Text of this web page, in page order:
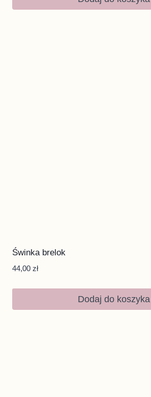
Świnka brelok
44,00 zł
Dodaj do koszyka